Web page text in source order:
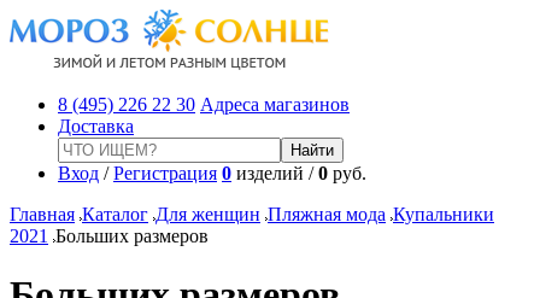
8 (495) 226 22 30 Адреса магазинов
Доставка
Вход /Регистрация 0 изделий /0 руб.
Главная Каталог Для женщин Пляжная мода Купальники
2021 Больших размеров